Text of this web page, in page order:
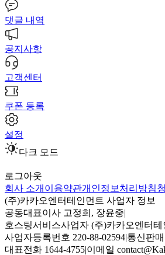
댓글 내역
공지사항
고객센터
쿠폰 등록
설정
다크 모드
로그아웃
회사 소개 이용약관개인정보처리방침
(주)카카오엔터테인먼트 사업자 정보
공동대표이사 고정희, 장윤중|
호스팅서비스사업자 (주)카카오엔터테
사업자등록번호 220-88-02594|통신판
대표전화 1644-4755|이메일